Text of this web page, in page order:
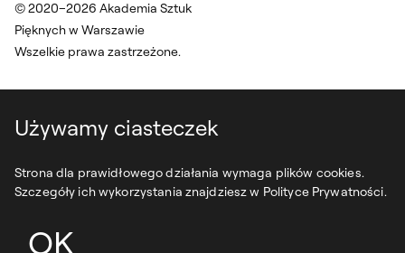
Używamy ciasteczek
Strona dla prawidłowego działania wymaga plików cookies.
Szczegóły ich wykorzystania znajdziesz w Polityce Prywatności.
OK
© 2020–2026 Akademia Sztuk
Pięknych w Warszawie
Wszelkie prawa zastrzeżone.